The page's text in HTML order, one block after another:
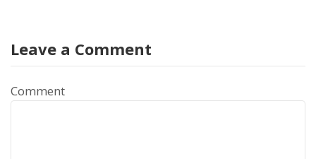
Leave a Comment
Comment